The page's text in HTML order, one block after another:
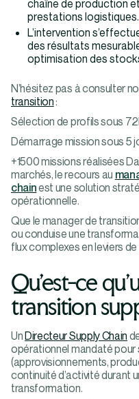
chaîne de production
prestations logistiques.
L’intervention
des résultats
optimisation des
N’hésitez pas à consulter
transition :
Sélection de profils sous
Démarrage mission sous 5
+1500 missions réalisées
marchés, le recours au
chainest une solution
opérationnelle.
Que le manager de
ou conduise une
flux complexes en leviers
Qu’est-ce
transition
UnDirecteur Supply Chain
opérationnel mandaté pour
(approvisionnements,
continuité d’activité durant
transformation.